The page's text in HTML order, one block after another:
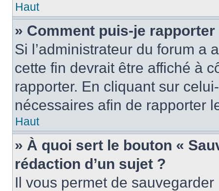
Haut
» Comment puis-je
Si l’administrateur du forum a
cette fin devrait être affiché à
rapporter. En cliquant sur
nécessaires afin de rapporter
Haut
» À quoi sert le bouton «
rédaction d’un sujet ?
Il vous permet de